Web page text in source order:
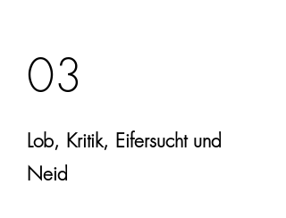
03
Lob, Kritik, Eifersucht und
Neid